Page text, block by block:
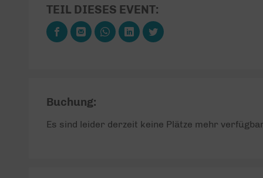
TEIL DIESES EVENT:
Buchung:
Es sind leider derzeit keine Plätze mehr